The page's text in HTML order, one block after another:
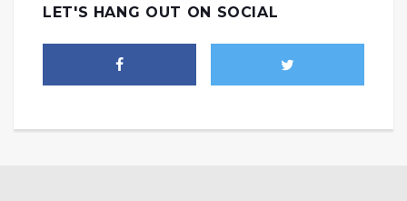
LET'S HANG OUT ON SOCIAL